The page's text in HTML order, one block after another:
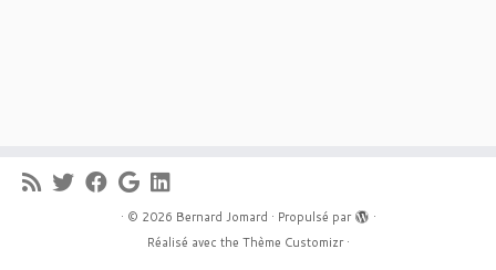
· © 2026 Bernard Jomard · Propulsé par
·
Réalisé avec the Thème Customizr·